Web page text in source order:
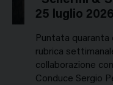
25 luglio 2026
Puntata quaranta
rubrica
collaborazione
Conduce Sergio